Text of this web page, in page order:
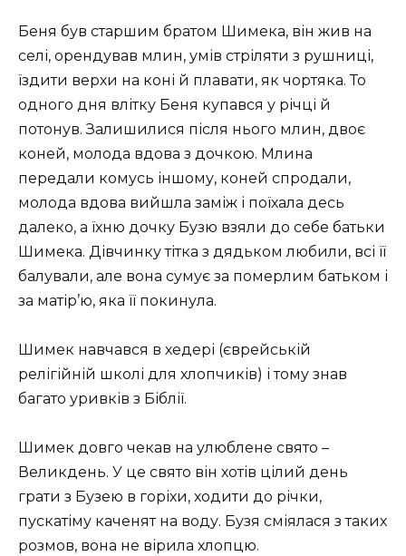
Беня був старшим братом Шимека, він жив на
селі, орендував млин, умів стріляти з рушниці,
їздити верхи на коні й плавати, як чортяка. То
одного дня влітку Беня купався у річці й
потонув. Залишилися після нього млин, двоє
коней, молода вдова з дочкою. Млина
передали комусь іншому, коней спродали,
молода вдова вийшла заміж і поїхала десь
далеко, а їхню дочку Бузю взяли до себе батьки
Шимека. Дівчинку тітка з дядьком любили, всі її
балували, але вона сумує за померлим батьком і
за матір’ю, яка її покинула.
Шимек навчався в хедері (єврейській
релігійній школі для хлопчиків) і тому знав
багато уривків з Біблії.
Шимек довго чекав на улюблене свято –
Великдень. У це свято він хотів цілий день
грати з Бузею в горіхи, ходити до річки,
пускатіму каченят на воду. Бузя сміялася з таких
розмов, вона не вірила хлопцю.